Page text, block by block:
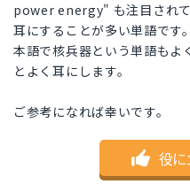
power energy" も注目され
耳にすることが多い単語で
本語で核兵器という単語もよ
とよく耳にします。
ご参考になれば幸いです。
役